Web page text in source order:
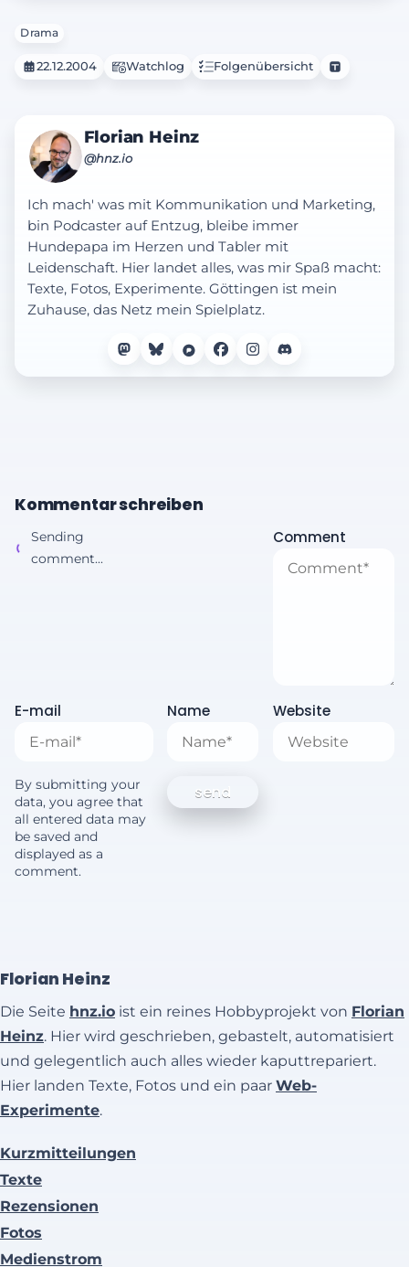
Drama
22.12.2004 Watchlog Folgenübersicht
Florian Heinz
@hnz.io
Ich mach' was mit Kommunikation und Marketing,
bin Podcaster auf Entzug, bleibe immer
Hundepapa im Herzen und Tabler mit
Leidenschaft. Hier landet alles, was mir Spaß macht:
Texte, Fotos, Experimente. Göttingen ist mein
Zuhause, das Netz mein Spielplatz.
Kommentar schreiben
Sending
comment...
Comment
E-mail Name Website
By submitting your
data, you agree that
all entered data may
be saved and
displayed as a
comment.
Florian Heinz
Die Seite hnz.io ist ein reines Hobbyprojekt von Florian
Heinz. Hier wird geschrieben, gebastelt, automatisiert
und gelegentlich auch alles wieder kaputtrepariert.
Hier landen Texte, Fotos und ein paar Web-
Experimente.
Kurzmitteilungen
Texte
Rezensionen
Fotos
Medienstrom